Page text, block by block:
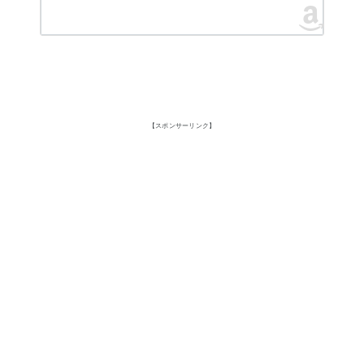
【スポンサーリンク】